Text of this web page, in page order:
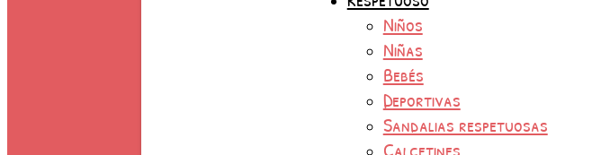
Niños
Niñas
Bebés
Deportivas
Sandalias respetuosas
Calcetines